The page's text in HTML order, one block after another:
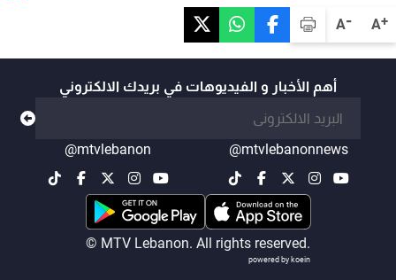
A+
A-
أهم الأخبار و الفيديوهات في بريدك الالكتروني
@mtvlebanonnews
@mtvlebanon
© MTV Lebanon. All rights reserved.
powered by koein